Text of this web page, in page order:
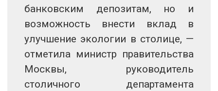
банковским депозитам, но и
возможность внести вклад в
улучшение экологии в столице, —
отметила министр правительства
Москвы, руководитель
столичного департамента